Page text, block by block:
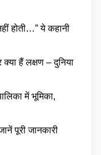
होती…” ये कहानी
हैं लक्षण – दुनिया
में भूमिका,
पूरी जानकारी